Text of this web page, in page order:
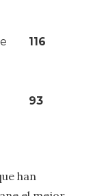
116
93
han